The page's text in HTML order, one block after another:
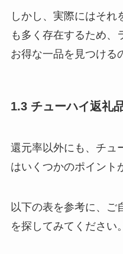
しかし、実際にはそれ
も多く存在するため、
お得な一品を見つける
1.3 チューハイ返礼
還元率以外にも、チュ
はいくつかのポイント
以下の表を参考に、ご
を探してみてください。